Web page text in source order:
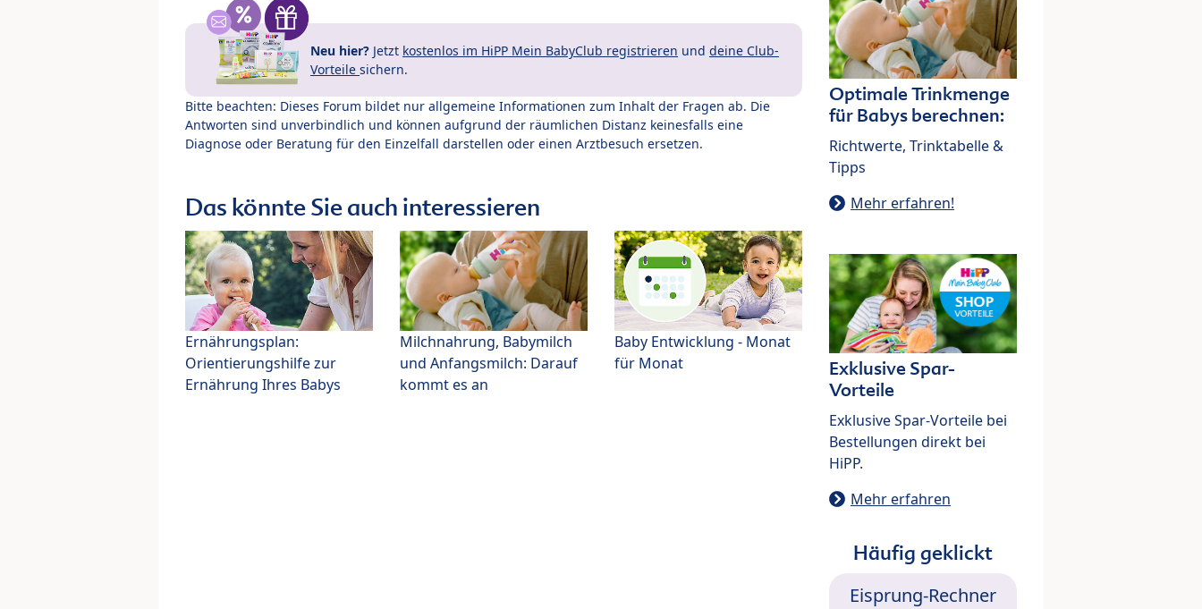
Neu hier? Jetzt kostenlos im HiPP Mein BabyClub registrieren und deine Club-
Vorteile sichern.
Bitte beachten: Dieses Forum bildet nur allgemeine Informationen zum Inhalt der Fragen ab. Die
Antworten sind unverbindlich und können aufgrund der räumlichen Distanz keinesfalls eine
Diagnose oder Beratung für den Einzelfall darstellen oder einen Arztbesuch ersetzen.
Das könnte Sie auch interessieren
Ernährungsplan:
Orientierungshilfe zur
Ernährung Ihres Babys
Milchnahrung, Babymilch
und Anfangsmilch: Darauf
kommt es an
Baby Entwicklung - Monat
für Monat
Optimale Trinkmenge
für Babys berechnen:
Richtwerte, Trinktabelle &
Tipps
Mehr erfahren!
Exklusive Spar-
Vorteile
Exklusive Spar-Vorteile bei
Bestellungen direkt bei
HiPP.
Mehr erfahren
Häufig geklickt
Eisprung-Rechner